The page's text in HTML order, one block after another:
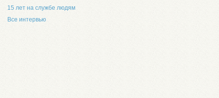
15 лет на службе людям
Все интервью